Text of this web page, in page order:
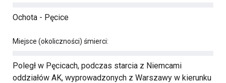
Ochota - Pęcice
Miejsce (okoliczności) śmierci:
Poległ w Pęcicach, podczas starcia z Niemcami
oddziałów AK, wyprowadzonych z Warszawy w kierunku